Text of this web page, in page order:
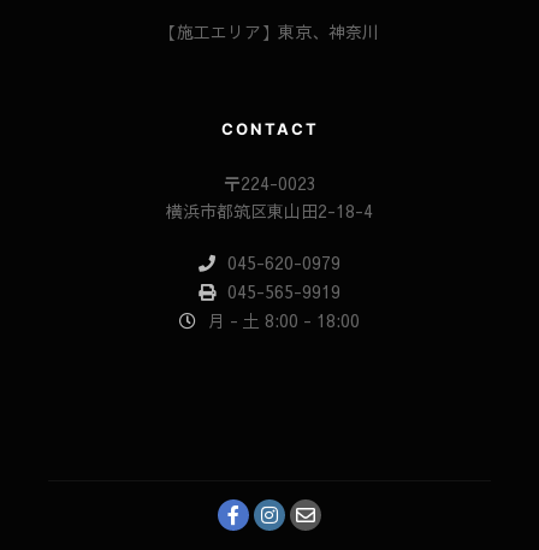
【施工エリア】東京、神奈川
CONTACT
〒224-0023
横浜市都筑区東山田2-18-4
045-620-0979
045-565-9919
月 - 土 8:00 - 18:00